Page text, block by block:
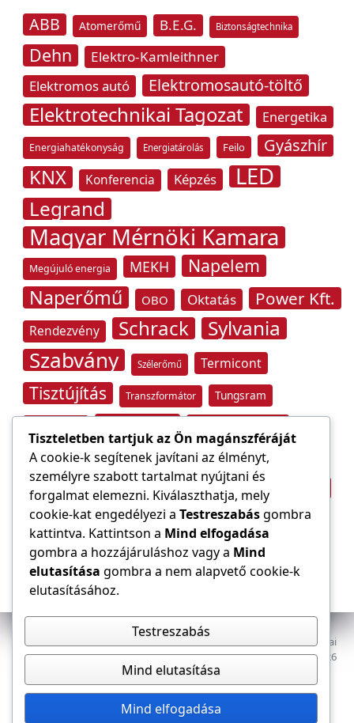
ABB Atomerőmű B.E.G. Biztonságtechnika
Dehn
Elektro-Kamleithner
Elektromos autó
Elektromosautó-töltő
Elektrotechnikai Tagozat Energetika
Energiahatékonyság Energiatárolás Feilo Gyászhír
KNX Konferencia Képzés LED
Legrand
Magyar Mérnöki Kamara
Megújuló energia MEKH Napelem
Naperőmű OBO Oktatás Power Kft.
Rendezvény Schrack Sylvania
Szabvány Szélerőmű Termicont
Tisztújítás Transzformátor Tungsram
Villámvédelem
Világítástechnika Áramfogyasztás
Áramszolgáltató Építőipar átviteli hálózat
Az E-VILLAMOS szaklap a Magyar Mérnöki Kamara Elektrotechnikai
Tagozatának lapja. Minden jog fenntartva, © 2009–2026
Dokumentumok Tagozat
Tiszteletben tartjuk az Ön magánszféráját
A cookie-k segítenek javítani az élményt,
személyre szabott tartalmat nyújtani és
forgalmat elemezni. Kiválaszthatja, mely
cookie-kat engedélyezi a Testreszabásgombra
kattintva. Kattintson a Mind elfogadása
gombra a hozzájáruláshoz vagy a Mind
elutasítása gombra a nem alapvető cookie-k
elutasításához.
Testreszabás
Mind elutasítása
Mind elfogadása